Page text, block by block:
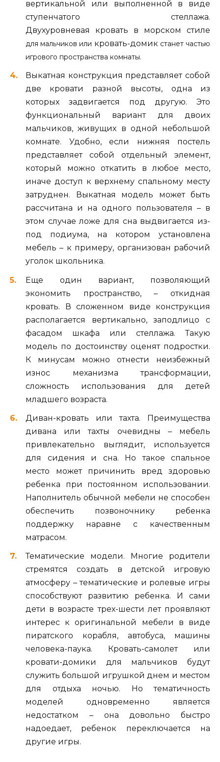
вертикальной или выполненной в виде
ступенчатого стеллажа.
Двухуровневая кровать в морском стиле
для мальчиков или кровать-домик станет частью
игрового пространства комнаты.
Выкатная конструкция представляет собой
две кровати разной высоты, одна из
которых задвигается под другую. Это
функциональный вариант для двоих
мальчиков, живущих в одной небольшой
комнате. Удобно, если нижняя постель
представляет собой отдельный элемент,
который можно откатить в любое место,
иначе доступ к верхнему спальному месту
затруднен. Выкатная модель может быть
рассчитана и на одного пользователя – в
этом случае ложе для сна выдвигается из-
под подиума, на котором установлена
мебель – к примеру, организован рабочий
уголок школьника.
Еще один вариант, позволяющий
экономить пространство, – откидная
кровать. В сложенном виде конструкция
располагается вертикально, заподлицо с
фасадом шкафа или стеллажа. Такую
модель по достоинству оценят подростки.
К минусам можно отнести неизбежный
износ механизма трансформации,
сложность использования для детей
младшего возраста.
Диван-кровать или тахта. Преимущества
дивана или тахты очевидны – мебель
привлекательно выглядит, используется
для сидения и сна. Но такое спальное
место может причинить вред здоровью
ребенка при постоянном использовании.
Наполнитель обычной мебели не способен
обеспечить позвоночнику ребенка
поддержку наравне с качественным
матрасом.
Тематические модели. Многие родители
стремятся создать в детской игровую
атмосферу – тематические и ролевые игры
способствуют развитию ребенка. И сами
дети в возрасте трех-шести лет проявляют
интерес к оригинальной мебели в виде
пиратского корабля, автобуса, машины
человека-паука. Кровать-самолет или
кровати-домики для мальчиков будут
служить большой игрушкой днем и местом
для отдыха ночью. Но тематичность
моделей одновременно является
недостатком – она довольно быстро
надоедает, ребенок переключается на
другие игры.